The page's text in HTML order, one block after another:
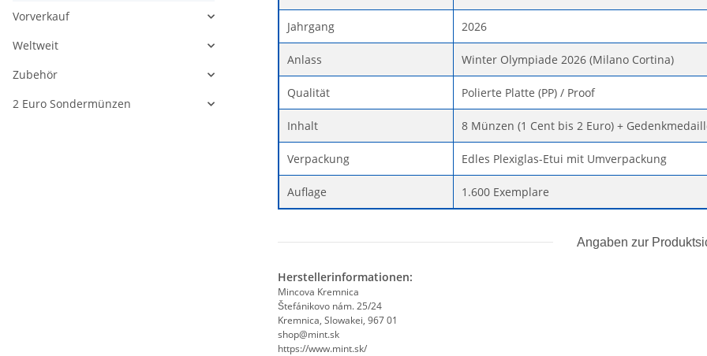
Jahrgang 2026
Anlass Winter Olympiade 2026 (Milano Cortina)
Qualität Polierte Platte (PP) / Proof
Inhalt 8 Münzen (1 Cent bis 2 Euro) +
Verpackung Edles Plexiglas-Etui mit Umverpackung
Auflage 1.600 Exemplare
Angaben zur
Herstellerinformationen:
Mincova Kremnica
Štefánikovo nám. 25/24
Kremnica, Slowakei, 967 01
shop@mint.sk
https://www.mint.sk/
Vorverkauf
Weltweit
Zubehör
2 Euro Sondermünzen